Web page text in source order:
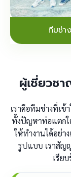
ทีมช่
ผู้เชี่ยวชา
เราคือทีมช่างที่เ
ทั้งปัญหาท่อแตกใ
ให้ทำงานได้อย่า
รูปแบบ เราสัญ
เรีย